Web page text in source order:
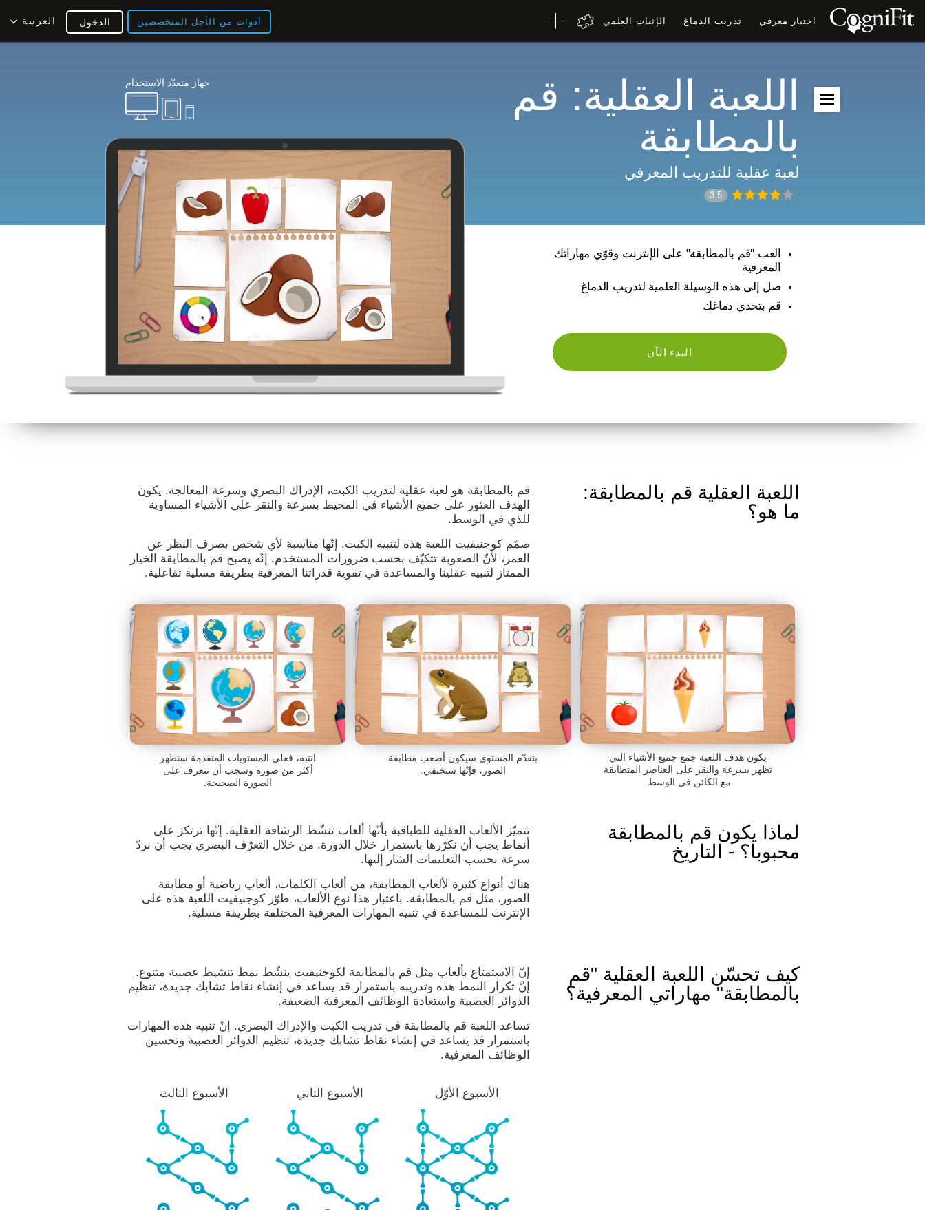
اختبار معرفي تدريب الدماغ الإثبات العلمي أدوات من الأجل المتخصصين العربية الدخول
جهاز متعدّد الاستخدام
اللعبة العقلية: قم
بالمطابقة
لعبة عقلية للتدريب المعرفي
3.5
العب "قم بالمطابقة" على الإنترنت وقوّي مهاراتك
المعرفية
صل إلى هذه الوسيلة العلمية لتدريب الدماغ
قم بتحدي دماغك
البدء الآن
اللعبة العقلية قم بالمطابقة:
ما هو؟
قم بالمطابقة هو لعبة عقلية لتدريب الكبت، الإدراك البصري وسرعة المعالجة. يكون
الهدف العثور على جميع الأشياء في المحيط بسرعة والنقر على الأشياء المساوية
للذي في الوسط.
صمّم كوجنيفيت اللعبة هذه لتنبيه الكبت. إنّها مناسبة لأي شخص بصرف النظر عن
العمر، لأنّ الصعوبة تتكيّف بحسب ضرورات المستخدم. إنّه يصبح قم بالمطابقة الخيار
الممتاز لتنبيه عقلينا والمساعدة في تقوية قدراتنا المعرفية بطريقة مسلية تفاعلية.
يكون هدف اللعبة جمع جميع الأشياء التي
تظهر بسرعة والنقر على العناصر المتطابقة
مع الكائن في الوسط.
بتقدّم المستوى سيكون أصعب مطابقة
الصور، فإنّها ستختفي.
انتبه، فعلى المستويات المتقدمة ستظهر
أكثر من صورة وسجب أن تتعرف على
الصورة الصحيحة.
لماذا يكون قم بالمطابقة
محبوبا؟ - التاريخ
تتميّز الألعاب العقلية للطباقبة بأنّها ألعاب تنشّط الرشاقة العقلية. إنّها ترتكز على
أنماط يجب أن نكرّرها باستمرار خلال الدورة. من خلال التعرّف البصري يجب أن نردّ
سرعة بحسب التعليمات الشار إليها.
هناك أنواع كثيرة لألعاب المطابقة، من ألعاب الكلمات، ألعاب رياضية أو مطابقة
الصور، مثل قم بالمطابقة. باعتبار هذا نوع الألعاب، طوّر كوجنيفيت اللعبة هذه على
الإنترنت للمساعدة في تنبيه المهارات المعرفية المختلفة بطريقة مسلية.
كيف تحسّن اللعبة العقلية "قم
بالمطابقة" مهاراتي المعرفية؟
إنّ الاستمتاع بألعاب مثل قم بالمطابقة لكوجنيفيت ينشّط نمط تنشيط عصبية متنوع.
إنّ تكرار النمط هذه وتدريبه باستمرار قد يساعد في إنشاء نقاط تشابك جديدة، تنظيم
الدوائر العصبية واستعادة الوظائف المعرفية الضعيفة.
تساعد اللعبة قم بالمطابقة في تدريب الكبت والإدراك البصري. إنّ تنبيه هذه المهارات
باستمرار قد يساعد في إنشاء نقاط تشابك جديدة، تنظيم الدوائر العصبية وتحسين
الوظائف المعرفية.
الأسبوع الأوّل الأسبوع الثاني الأسبوع الثالث